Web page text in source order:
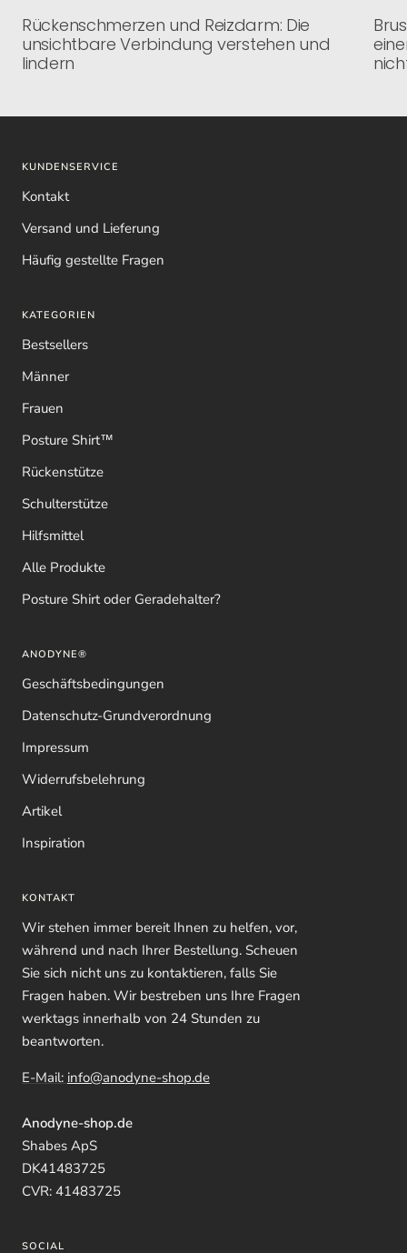
Rückenschmerzen und Reizdarm: Die
unsichtbare Verbindung verstehen und
lindern
KUNDENSERVICE
Kontakt
Versand und Lieferung
Häufig gestellte Fragen
KATEGORIEN
Bestsellers
Männer
Frauen
Posture Shirt™
Rückenstütze
Schulterstütze
Hilfsmittel
Alle Produkte
Posture Shirt oder Geradehalter?
ANODYNE®
Geschäftsbedingungen
Datenschutz-Grundverordnung
Impressum
Widerrufsbelehrung
Artikel
Inspiration
KONTAKT
Wir stehen immer bereit Ihnen zu helfen, vor,
während und nach Ihrer Bestellung. Scheuen
Sie sich nicht uns zu kontaktieren, falls Sie
Fragen haben. Wir bestreben uns Ihre Fragen
werktags innerhalb von 24 Stunden zu
beantworten.
E-Mail: info@anodyne-shop.de
Anodyne-shop.de
Shabes ApS
DK41483725
CVR: 41483725
SOCIAL